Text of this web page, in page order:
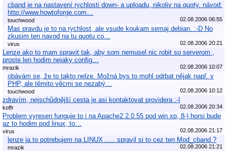
cband je na nastavení rychlosti down- a uploadu, nikoliv na quoty. návod:
http://www.howtoforge.com…
touchwood 02.08.2006 06:55
Mas pravdu je to na rychlost, ale vsude koukam semaj debian. :-D No
zkusim ten navod na tu quotu co…
virus 02.08.2006 20:21
Lenze ako to mam spravit tak, aby som nemusel nic robit so serverom ,
proste len hodim nejaky config…
mrazik 02.08.2006 10:07
obávám se, že to takto nelze. Možná bys to mohl odrbat nějak např. v
PHP, ale těmito věcmi se nezabý…
touchwood 02.08.2006 10:12
zdravím, nejschůdnější cesta je asi kontaktovat providera :-|
koffr 02.08.2006 20:34
Problem vyresen funguje to i na Apache2 2.0.55 pod win xp, 8-) horsi bude
az to hodim pod linux, to…
virus 02.08.2006 21:17
lenze ja to potrebujem na LINUX ..... spravil si to cez ten Mod_cband ?
mrazik 02.08.2006 21:21